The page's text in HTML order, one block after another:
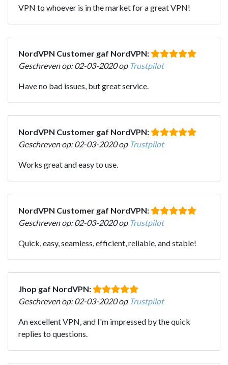
VPN to whoever is in the market for a great VPN!
NordVPN Customer gaf NordVPN:
Geschreven op: 02-03-2020 op Trustpilot
Have no bad issues, but great service.
NordVPN Customer gaf NordVPN:
Geschreven op: 02-03-2020 op Trustpilot
Works great and easy to use.
NordVPN Customer gaf NordVPN:
Geschreven op: 02-03-2020 op Trustpilot
Quick, easy, seamless, efficient, reliable, and stable!
Jhop gaf NordVPN:
Geschreven op: 02-03-2020 op Trustpilot
An excellent VPN, and I'm impressed by the quick
replies to questions.